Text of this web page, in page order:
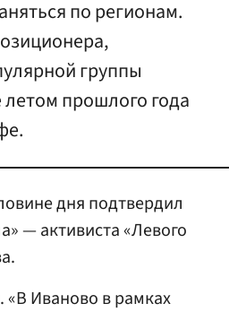
по регионам.
группы
прошлого года
дня подтвердил
— активиста «Левого
Иваново в рамках